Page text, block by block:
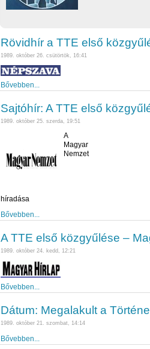
Rövidhír a TTE első
1989. október 26. csütörtök, 16:41
Bővebben...
Sajtóhír: A TTE első
1989. október 25. szerda, 19:51
A
Magyar
Nemzet
híradása
Bővebben...
A TTE első közgyűlése –
1989. október 24. kedd, 12:21
Bővebben...
Dátum: Megalakult a
1989. október 21. szombat, 14:14
Bővebben...